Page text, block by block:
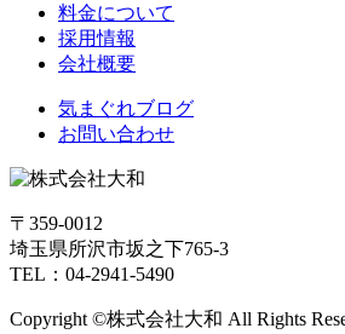
料金について
採用情報
会社概要
気まぐれブログ
お問い合わせ
〒359-0012
埼玉県所沢市坂之下765-3
TEL：04-2941-5490
Copyright ©株式会社大和 All Rights